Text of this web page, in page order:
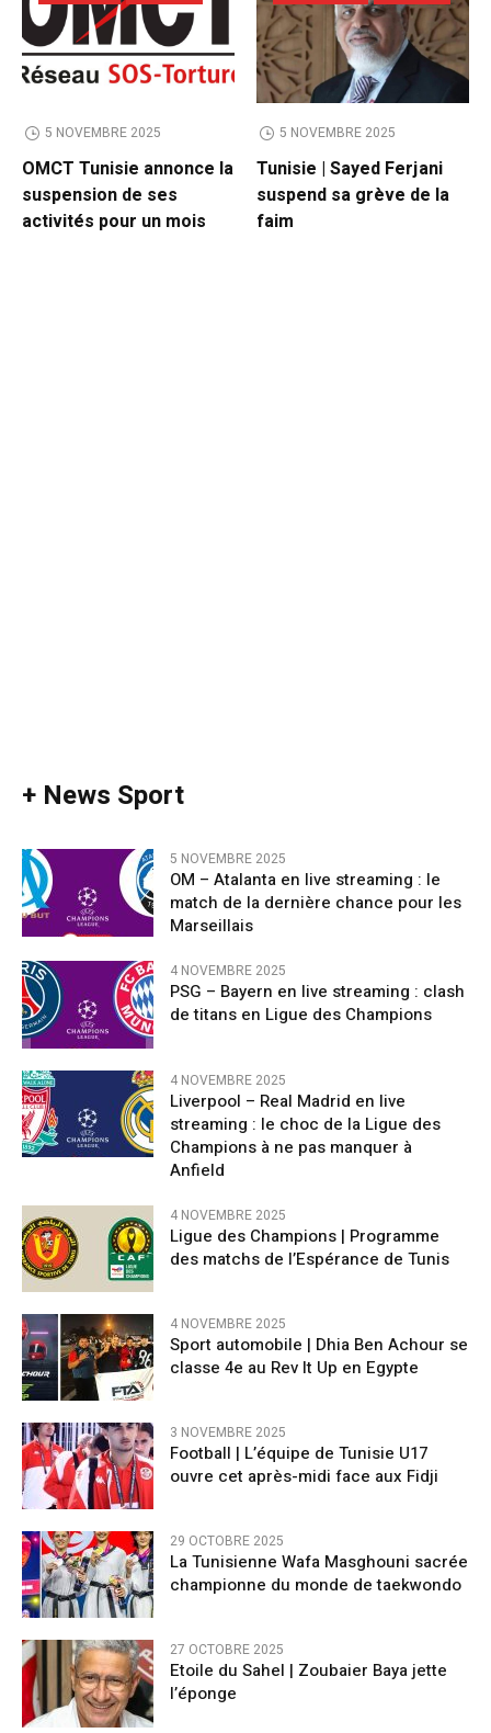
5 NOVEMBRE 2025
OMCT Tunisie annonce la
suspension de ses
activités pour un mois
5 NOVEMBRE 2025
Tunisie | Sayed Ferjani
suspend sa grève de la
faim
+ News Sport
5 NOVEMBRE 2025
OM – Atalanta en live streaming : le
match de la dernière chance pour les
Marseillais
4 NOVEMBRE 2025
PSG – Bayern en live streaming : clash
de titans en Ligue des Champions
4 NOVEMBRE 2025
Liverpool – Real Madrid en live
streaming : le choc de la Ligue des
Champions à ne pas manquer à
Anfield
4 NOVEMBRE 2025
Ligue des Champions | Programme
des matchs de l’Espérance de Tunis
4 NOVEMBRE 2025
Sport automobile | Dhia Ben Achour se
classe 4e au Rev It Up en Egypte
3 NOVEMBRE 2025
Football | L’équipe de Tunisie U17
ouvre cet après-midi face aux Fidji
29 OCTOBRE 2025
La Tunisienne Wafa Masghouni sacrée
championne du monde de taekwondo
27 OCTOBRE 2025
Etoile du Sahel | Zoubaier Baya jette
l’éponge